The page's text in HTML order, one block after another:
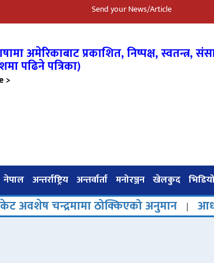
Send your News/Article
अमेरिकाबाट प्रकाशित, निष्पक्ष, स्वतन्त्र,
पढिने पत्रिका)
>
नेपाल अन्तर्राष्ट्रिय अन्तर्वार्ता मनोरञ्जन खेलकुद
ठोक्किएको अनुमान | आधा